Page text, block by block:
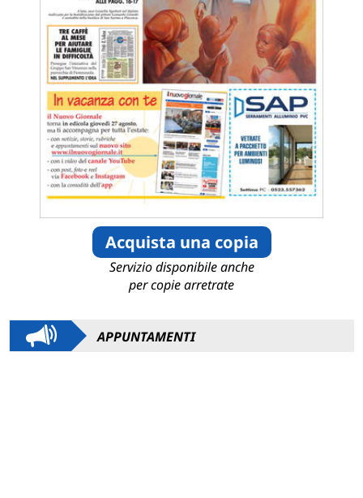
Acquista una copia
Servizio disponibile anche
per copie arretrate
APPUNTAMENTI